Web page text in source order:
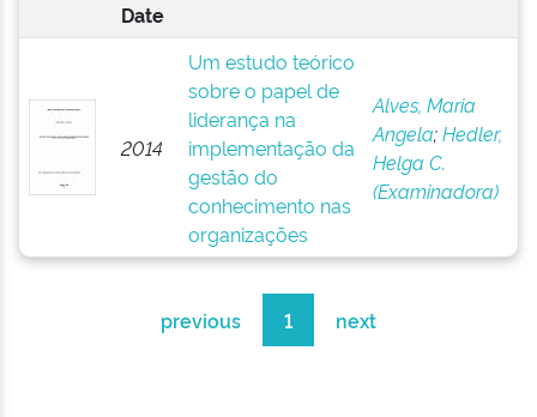
Date
2014
Um estudo teórico
sobre o papel de
liderança na
implementação da
gestão do
conhecimento nas
organizações
Alves, Maria
Angela;Hedler,
Helga C.
(Examinadora)
previous 1 next